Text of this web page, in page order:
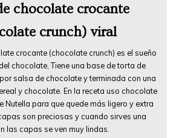
chocolate crocante
crunch) viral
crocante (chocolate crunch) es el sueño
chocolate, Tiene una base de torta de
salsa de chocolate y terminada con una
y chocolate. En la receta uso chocolate
Nutella para que quede más ligero y extra
son preciosas y cuando sirves una
las capas se ven muy lindas.